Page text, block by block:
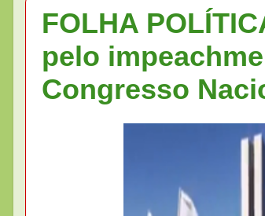
FOLHA
pelo
Congresso